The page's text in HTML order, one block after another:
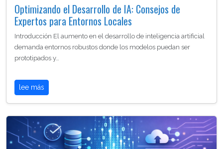
Optimizando el Desarrollo de IA: Consejos de
Expertos para Entornos Locales
Introducción El aumento en el desarrollo de inteligencia artificial
demanda entornos robustos donde los modelos puedan ser
prototipados y…
lee más